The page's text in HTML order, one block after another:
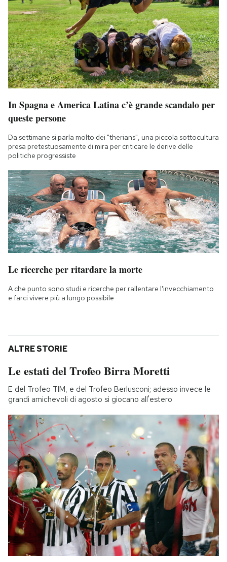
In Spagna e America Latina c’è grande scandalo per
queste persone
Da settimane si parla molto dei "therians", una piccola sottocultura
presa pretestuosamente di mira per criticare le derive delle
politiche progressiste
Le ricerche per ritardare la morte
A che punto sono studi e ricerche per rallentare l'invecchiamento
e farci vivere più a lungo possibile
ALTRE STORIE
Le estati del Trofeo Birra Moretti
E del Trofeo TIM, e del Trofeo Berlusconi; adesso invece le
grandi amichevoli di agosto si giocano all'estero